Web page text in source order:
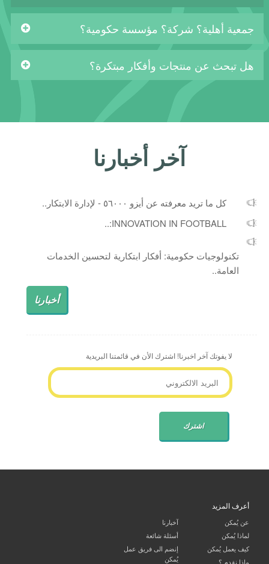
جمعية أهلية؟ شركة؟ مؤسسة حكومية؟
هل تبحث عن منتجات وأفكار مبتكرة؟
آخر أخبارنا
كل ما تريد معرفته عن أيزو ٥٦٠٠٠ - لإدارة الابتكار..
INNOVATION IN FOOTBALL:..
تكنولوجيات حكومية: أفكار ابتكارية لتحسين الخدمات
العامة..
أخبارنا
لا يفوتك آخر اخبرنا! اشترك الأن في قائمتنا البريدية
أعرف المزيد
عن يُمكن
لماذا يُمكن
كيف يعمل يُمكن
ماذا نقدم ؟
آخبارنا
أسئلة شائعة
إنضم الى فريق عمل
يُمكن